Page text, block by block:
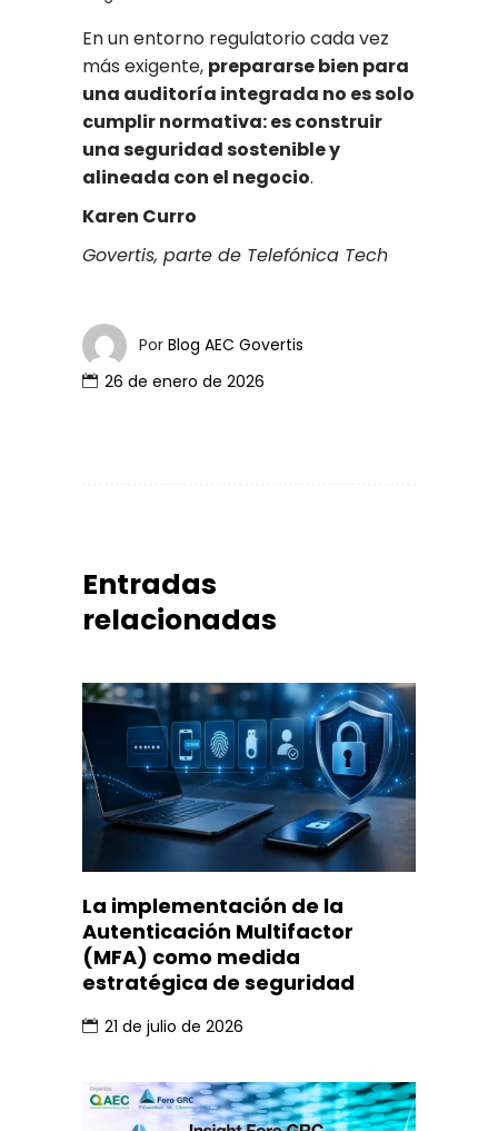
En un entorno regulatorio cada vez
más exigente, prepararse bien para
una auditoría integrada no es solo
cumplir normativa: es construir
una seguridad sostenible y
alineada con el negocio.
Karen Curro
Govertis, parte de Telefónica Tech
Por Blog AEC Govertis
26 de enero de 2026
Entradas
relacionadas
La implementación de la
Autenticación Multifactor
(MFA) como medida
estratégica de seguridad
21 de julio de 2026